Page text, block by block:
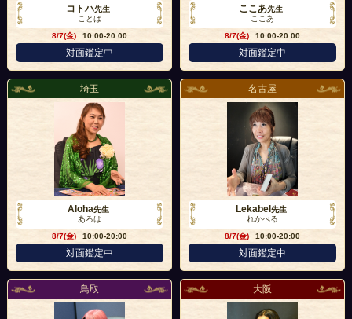
コトハ先生
ことは
8/7(金)
10:00-20:00
対面鑑定中
ここあ先生
ここあ
8/7(金)
10:00-20:00
対面鑑定中
埼玉
Aloha先生
あろは
8/7(金)
10:00-20:00
対面鑑定中
名古屋
Lekabel 先生
れかべる
8/7(金)
10:00-20:00
対面鑑定中
鳥取 大阪